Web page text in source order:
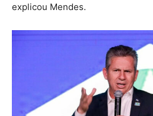
explicou Mendes.